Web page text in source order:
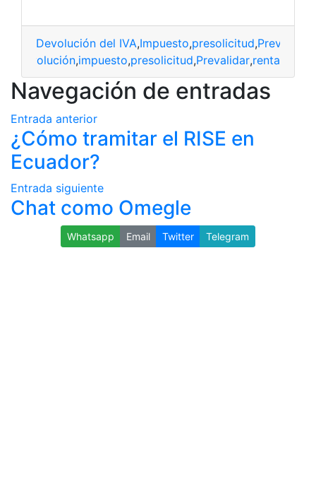
Devolución del IVA,Impuesto,presolicitud,Prevalidar
Devolución,impuesto,presolicitud,Prevalidar,renta
Navegación de entradas
Entrada anterior
¿Cómo tramitar el RISE en
Ecuador?
Entrada siguiente
Chat como Omegle
Whatsapp Email Twitter Telegram